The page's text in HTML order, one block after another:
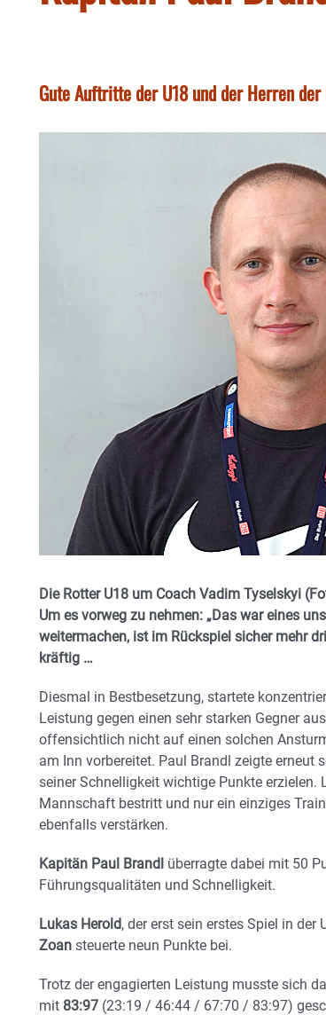
Gute Auftritte der U18 und der Herren
Die Rotter U18 um Coach Vadim Tyselskyi
Um es vorweg zu nehmen: „Das war eines
weitermachen, ist im Rückspiel sicher mehr
kräftig …
Diesmal in Bestbesetzung, startete
Leistung gegen einen sehr starken Gegner
offensichtlich nicht auf einen solchen
am Inn vorbereitet. Paul Brandl zeigte
seiner Schnelligkeit wichtige Punkte erzielen.
Mannschaft bestritt und nur ein einziges
ebenfalls verstärken.
Kapitän Paul Brandl überragte dabei mit 50
Führungsqualitäten und Schnelligkeit.
Lukas Herold, der erst sein erstes Spiel in der
Zoan steuerte neun Punkte bei.
Trotz der engagierten Leistung musste sich
mit 83:97 (23:19 / 46:44 / 67:70 / 83:97)